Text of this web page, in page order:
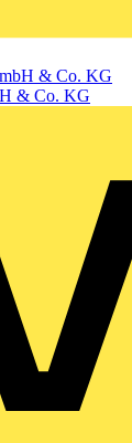
& Co. KG
& Co. KG